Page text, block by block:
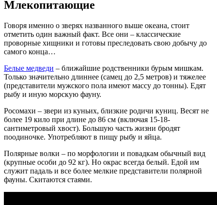
Млекопитающие
Говоря именно о зверях названного выше океана, стоит
отметить один важный факт. Все они – классические
проворные хищники и готовы преследовать свою добычу до
самого конца…
Белые медведи – ближайшие родственники бурым мишкам.
Только значительно длиннее (самец до 2,5 метров) и тяжелее
(представители мужского пола имеют массу до тонны). Едят
рыбу и иную морскую фауну.
Росомахи – звери из куньих, близкие родичи куниц. Весят не
более 19 кило при длине до 86 см (включая 15-18-
сантиметровый хвост). Большую часть жизни бродят
поодиночке. Употребляют в пищу рыбу и яйца.
Полярные волки – по морфологии и повадкам обычный вид
(крупные особи до 92 кг). Но окрас всегда белый. Едой им
служит падаль и все более мелкие представители полярной
фауны. Скитаются стаями.